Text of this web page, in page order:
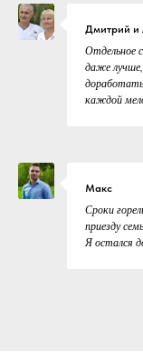
Дмитрий и
Отдельное
даже
каждой
Макс
Сроки
приезду
Я остался